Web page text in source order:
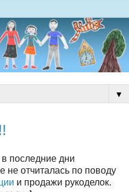
▼
последние дни
не отчиталась по поводу
и продажи рукоделок.